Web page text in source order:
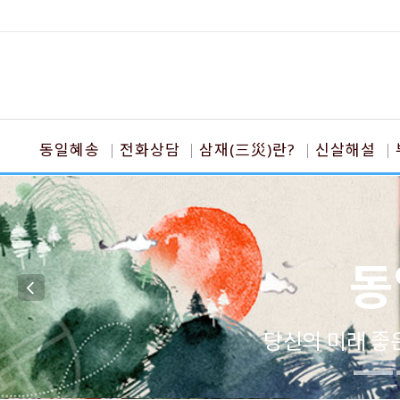
동일혜송 전화상담 삼재(三災)란? 신살해설
당신의 미래 좋